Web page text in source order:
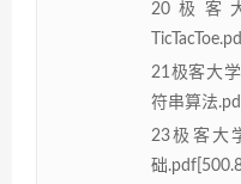
20极客
21极客大
符串算法
23极客大
础